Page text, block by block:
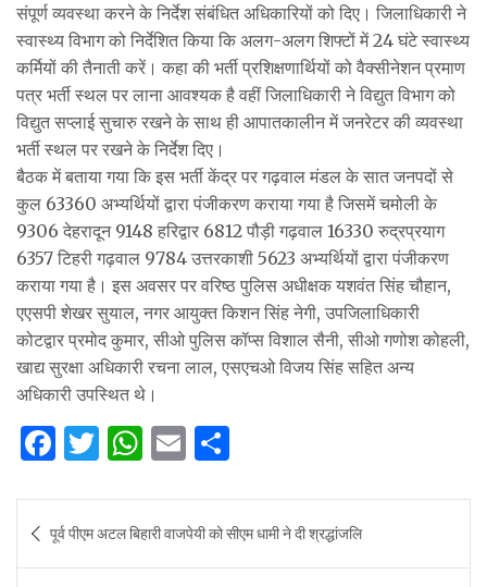
संपूर्ण व्यवस्था करने के निर्देश संबंधित अधिकारियों को दिए। जिलाधिकारी ने
स्वास्थ्य विभाग को निर्देशित किया कि अलग-अलग शिफ्टों में 24 घंटे स्वास्थ्य
कर्मियों की तैनाती करें। कहा की भर्ती प्रशिक्षणार्थियों को वैक्सीनेशन प्रमाण
पत्र भर्ती स्थल पर लाना आवश्यक है वहीं जिलाधिकारी ने विद्युत विभाग को
विद्युत सप्लाई सुचारु रखने के साथ ही आपातकालीन में जनरेटर की व्यवस्था
भर्ती स्थल पर रखने के निर्देश दिए।
बैठक में बताया गया कि इस भर्ती केंद्र पर गढ़वाल मंडल के सात जनपदों से
कुल 63360 अभ्यर्थियों द्वारा पंजीकरण कराया गया है जिसमें चमोली के
9306 देहरादून 9148 हरिद्वार 6812 पौड़ी गढ़वाल 16330 रुद्रप्रयाग
6357 टिहरी गढ़वाल 9784 उत्तरकाशी 5623 अभ्यर्थियों द्वारा पंजीकरण
कराया गया है। इस अवसर पर वरिष्ठ पुलिस अधीक्षक यशवंत सिंह चौहान,
एएसपी शेखर सुयाल, नगर आयुक्त किशन सिंह नेगी, उपजिलाधिकारी
कोटद्वार प्रमोद कुमार, सीओ पुलिस कॉप्स विशाल सैनी, सीओ गणोश कोहली,
खाद्य सुरक्षा अधिकारी रचना लाल, एसएचओ विजय सिंह सहित अन्य
अधिकारी उपस्थित थे।
F
c
e
T
it
te
W
at
s
E
ai
l
ar
e
navigation
पूर्व पीएम अटल बिहारी वाजपेयी को सीएम धामी ने दी श्रद्धांजलि